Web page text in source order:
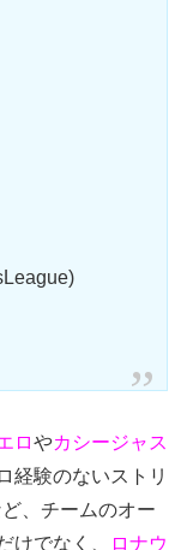
ロやカシージャス
経験のないストリ
、チームのオー
でなく、
ロナウ